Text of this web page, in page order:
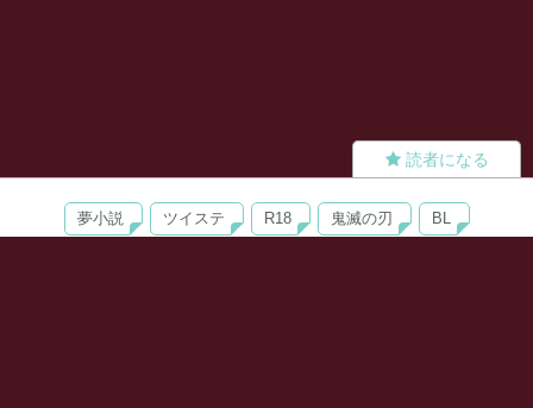
夢小説 ツイステ R18 鬼滅の刃 BL
読者になる